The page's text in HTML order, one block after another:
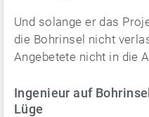
Und solange er das
die Bohrinsel nicht
Angebetete nicht in die
Ingenieur auf
Lüge